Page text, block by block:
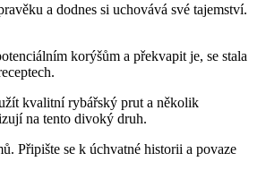
a dodnes si uchovává své tajemství.
korýšům a překvapit je, se stala
kvalitní rybářský prut a několik
na tento divoký druh.
Připište se k úchvatné historii a povaze